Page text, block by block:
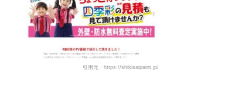
引用元：https://shikisaipaint.jp/